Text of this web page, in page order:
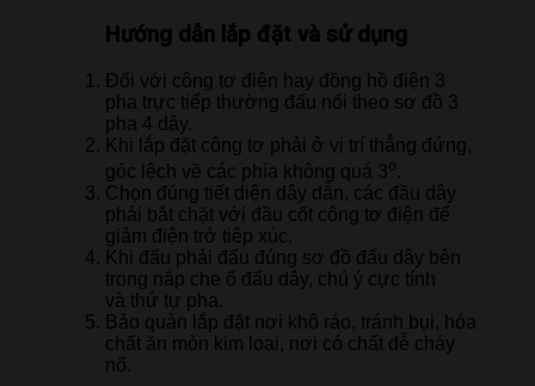
Hướng dẫn lắp đặt và sử dụng
Đối với công tơ điện hay đồng hồ điện 3
pha trực tiếp thường đấu nối theo sơ đồ 3
pha 4 dây.
Khi lắp đặt công tơ phải ở vị trí thẳng đứng,
góc lệch về các phía không quá 3o .
Chọn đúng tiết diện dây dẫn, các đầu dây
phải bắt chặt với đầu cốt công tơ điện để
giảm điện trở tiêp xúc.
Khi đấu phải đấu đúng sơ đồ đấu dây bên
trong nắp che ổ đấu dây, chú ý cực tính
và thứ tự pha.
Bảo quản lắp đặt nơi khô ráo, tránh bụi, hóa
chất ăn mòn kim loại, nơi có chất dễ cháy
nổ.